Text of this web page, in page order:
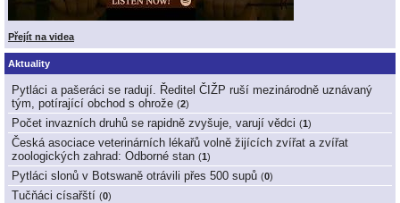
Přejít na videa
Aktuality
Pytláci a pašeráci se radují. Ředitel ČIŽP ruší mezinárodně uznávaný
tým, potírající obchod s ohrože (2)
Počet invazních druhů se rapidně zvyšuje, varují vědci (1)
Česká asociace veterinárních lékařů volně žijících zvířat a zvířat
zoologických zahrad: Odborné stan (1)
Pytláci slonů v Botswaně otrávili přes 500 supů (0)
Tučňáci císařští (0)